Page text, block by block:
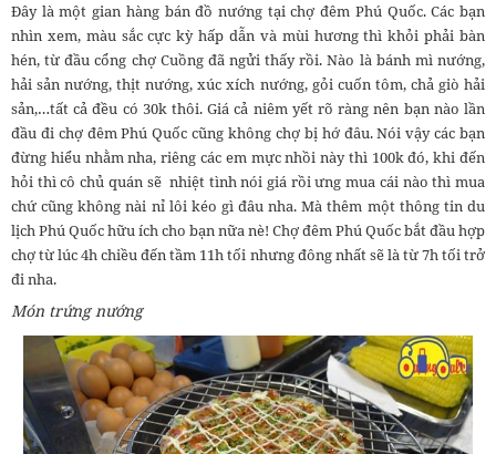
Đây là một gian hàng bán đồ nướng tại chợ đêm Phú Quốc. Các bạn
nhìn xem, màu sắc cực kỳ hấp dẫn và mùi hương thì khỏi phải bàn
hén, từ đầu cổng chợ Cuồng đã ngửi thấy rồi. Nào là bánh mì nướng,
hải sản nướng, thịt nướng, xúc xích nướng, gỏi cuốn tôm, chả giò hải
sản,…tất cả đều có 30k thôi. Giá cả niêm yết rõ ràng nên bạn nào lần
đầu đi chợ đêm Phú Quốc cũng không chợ bị hớ đâu. Nói vậy các bạn
đừng hiểu nhằm nha, riêng các em mực nhồi này thì 100k đó, khi đến
hỏi thì cô chủ quán sẽ nhiệt tình nói giá rồi ưng mua cái nào thì mua
chứ cũng không nài nỉ lôi kéo gì đâu nha. Mà thêm một thông tin du
lịch Phú Quốc hữu ích cho bạn nữa nè! Chợ đêm Phú Quốc bắt đầu hợp
chợ từ lúc 4h chiều đến tầm 11h tối nhưng đông nhất sẽ là từ 7h tối trở
đi nha.
Món trứng nướng